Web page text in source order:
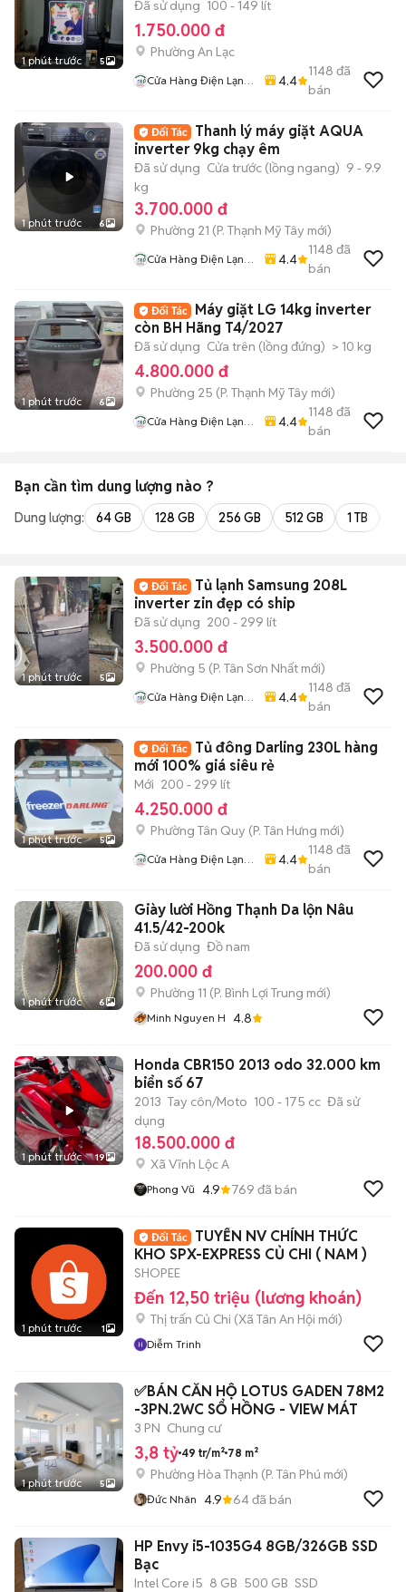
1 phút trước 5
Đã sử dụng 100 - 149 lít
1.750.000 đ
Phường An Lạc
Cửa Hàng Điện Lạnh
4.4
1148 đã
bán
1 phút trước 6
Thanh lý máy giặt AQUA
inverter 9kg chạy êm
Đã sử dụng Cửa trước (lồng ngang) 9 - 9.9
kg
3.700.000 đ
Phường 21 (P. Thạnh Mỹ Tây mới)
Cửa Hàng Điện Lạnh
4.4
1148 đã
bán
1 phút trước 6
Máy giặt LG 14kg inverter
còn BH Hãng T4/2027
Đã sử dụng Cửa trên (lồng đứng) > 10 kg
4.800.000 đ
Phường 25 (P. Thạnh Mỹ Tây mới)
Cửa Hàng Điện Lạnh
4.4
1148 đã
bán
Bạn cần tìm dung lượng nào ?
Dung lượng: 64 GB 128 GB 256 GB 512 GB 1 TB
1 phút trước 5
Tủ lạnh Samsung 208L
inverter zin đẹp có ship
Đã sử dụng 200 - 299 lít
3.500.000 đ
Phường 5 (P. Tân Sơn Nhất mới)
Cửa Hàng Điện Lạnh
4.4
1148 đã
bán
1 phút trước 5
Tủ đông Darling 230L hàng
mới 100% giá siêu rẻ
Mới 200 - 299 lít
4.250.000 đ
Phường Tân Quy (P. Tân Hưng mới)
Cửa Hàng Điện Lạnh
4.4
1148 đã
bán
1 phút trước 6
Giày lười Hồng Thạnh Da lộn Nâu
41.5/42-200k
Đã sử dụng Đồ nam
200.000 đ
Phường 11 (P. Bình Lợi Trung mới)
Minh Nguyen H 4.8
1 phút trước 19
Honda CBR150 2013 odo 32.000 km
biển số 67
2013 Tay côn/Moto 100 - 175 cc Đã sử
dụng
18.500.000 đ
Xã Vĩnh Lộc A
Phong Vũ 4.9 769 đã bán
1 phút trước 1
TUYỂN NV CHÍNH THỨC
KHO SPX-EXPRESS CỦ CHI ( NAM )
SHOPEE
Đến 12,50 triệu (lương khoán)
Thị trấn Củ Chi (Xã Tân An Hội mới)
Diễm Trinh
1 phút trước 5
✅️BÁN CĂN HỘ LOTUS GADEN 78M2
-3PN.2WC SỔ HỒNG - VIEW MÁT
3 PN Chung cư
3,8 tỷ 49 tr/m² 78 m²
Phường Hòa Thạnh (P. Tân Phú mới)
Đức Nhân 4.9 64đã bán
HP Envy i5-1035G4 8GB/326GB SSD
Bạc
Intel Core i5 8 GB 500 GB SSD